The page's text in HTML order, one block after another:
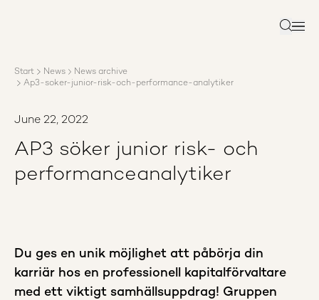
Reports
Search
Start News
News archive
Ap3-soker-junior-risk-och-performance-analytiker
June 22, 2022
AP3 söker junior risk- och
performanceanalytiker
Du ges en unik möjlighet att påbörja din
karriär hos en professionell kapitalförvaltare
med ett viktigt samhällsuppdrag! Gruppen